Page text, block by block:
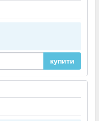
купити